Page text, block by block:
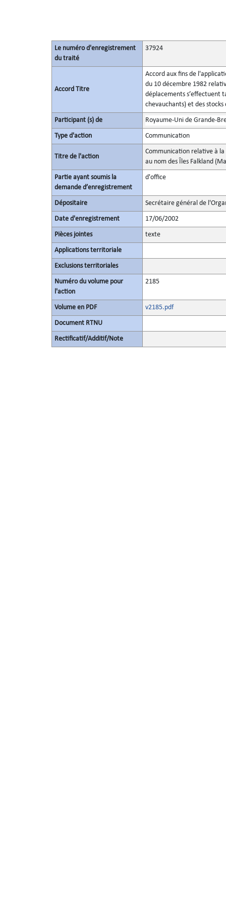
Le numéro d'enregistrement
du traité
37924
Accord Titre
Accord aux fins de
du 10 décembre 1982
déplacements s’effectuent
chevauchants) et des
Participant (s) de Royaume-Uni de Grande-
Type d'action Communication
Titre de l'action
Communication relative à
au nom des Îles Falkland
Partie ayant soumis la
demande d’enregistrement
d'office
Dépositaire Secrétaire général de
Date d'enregistrement 17/06/2002
Pièces jointes texte
Applications territoriale
Exclusions territoriales
Numéro du volume pour
l'action
2185
Volume en PDF v2185.pdf
Document RTNU
Rectificatif/Additif/Note